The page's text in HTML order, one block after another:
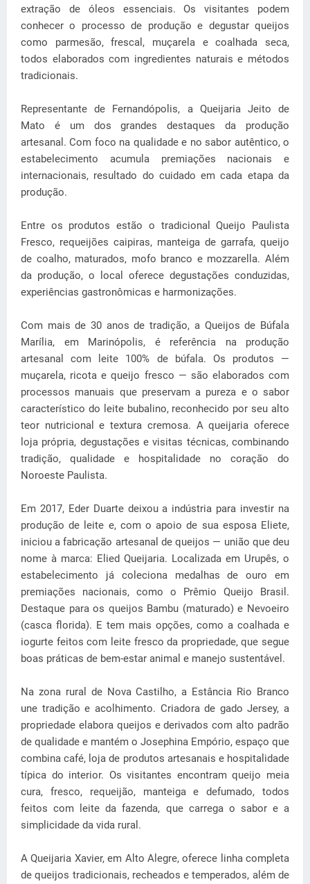
extração de óleos essenciais. Os visitantes podem
conhecer o processo de produção e degustar queijos
como parmesão, frescal, muçarela e coalhada seca,
todos elaborados com ingredientes naturais e métodos
tradicionais.
Representante de Fernandópolis, a Queijaria Jeito de
Mato é um dos grandes destaques da produção
artesanal. Com foco na qualidade e no sabor autêntico, o
estabelecimento acumula premiações nacionais e
internacionais, resultado do cuidado em cada etapa da
produção.
Entre os produtos estão o tradicional Queijo Paulista
Fresco, requeijões caipiras, manteiga de garrafa, queijo
de coalho, maturados, mofo branco e mozzarella. Além
da produção, o local oferece degustações conduzidas,
experiências gastronômicas e harmonizações.
Com mais de 30 anos de tradição, a Queijos de Búfala
Marília, em Marinópolis, é referência na produção
artesanal com leite 100% de búfala. Os produtos —
muçarela, ricota e queijo fresco — são elaborados com
processos manuais que preservam a pureza e o sabor
característico do leite bubalino, reconhecido por seu alto
teor nutricional e textura cremosa. A queijaria oferece
loja própria, degustações e visitas técnicas, combinando
tradição, qualidade e hospitalidade no coração do
Noroeste Paulista.
Em 2017, Eder Duarte deixou a indústria para investir na
produção de leite e, com o apoio de sua esposa Eliete,
iniciou a fabricação artesanal de queijos — união que deu
nome à marca: Elied Queijaria. Localizada em Urupês, o
estabelecimento já coleciona medalhas de ouro em
premiações nacionais, como o Prêmio Queijo Brasil.
Destaque para os queijos Bambu (maturado) e Nevoeiro
(casca florida). E tem mais opções, como a coalhada e
iogurte feitos com leite fresco da propriedade, que segue
boas práticas de bem-estar animal e manejo sustentável.
Na zona rural de Nova Castilho, a Estância Rio Branco
une tradição e acolhimento. Criadora de gado Jersey, a
propriedade elabora queijos e derivados com alto padrão
de qualidade e mantém o Josephina Empório, espaço que
combina café, loja de produtos artesanais e hospitalidade
típica do interior. Os visitantes encontram queijo meia
cura, fresco, requeijão, manteiga e defumado, todos
feitos com leite da fazenda, que carrega o sabor e a
simplicidade da vida rural.
A Queijaria Xavier, em Alto Alegre, oferece linha completa
de queijos tradicionais, recheados e temperados, além de